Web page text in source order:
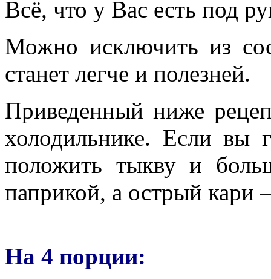
Всё, что у Вас есть под
Можно исключить из
станет легче и полезней.
Приведенный ниже
холодильнике. Если вы
положить тыкву и
паприкой, а острый кари
На 4 порции: